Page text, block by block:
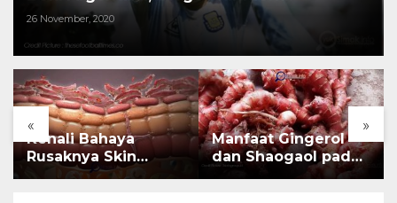
26 November, 2020
« »
Kenali Bahaya
Rusaknya Skin
Barrier
Manfaat Gingerol
dan Shaogaol pada